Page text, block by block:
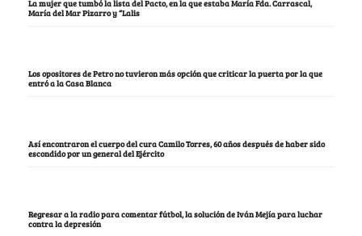
La mujer que tumbó la lista del Pacto, en la que estaba María Fda. Carrascal,
María del Mar Pizarro y “Lalis
Los opositores de Petro no tuvieron más opción que criticar la puerta por la que
entró a la Casa Blanca
Así encontraron el cuerpo del cura Camilo Torres, 60 años después de haber sido
escondido por un general del Ejército
Regresar a la radio para comentar fútbol, la solución de Iván Mejía para luchar
contra la depresión